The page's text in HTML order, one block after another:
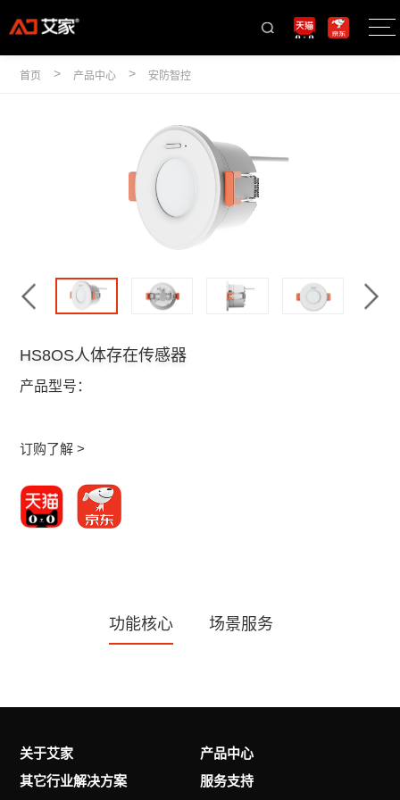
首页 > 产品中心 > 安防智控
HS8OS人体存在传感器
产品型号：
订购了解 >
功能核心 场景服务
关于艾家
产品中心
其它行业解决方案
服务支持